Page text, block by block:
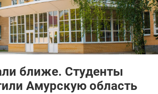
ближе. Студенты
Амурскую область